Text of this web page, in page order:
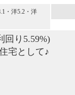
・洋5.2・洋
回り5.59%)
宅として♪